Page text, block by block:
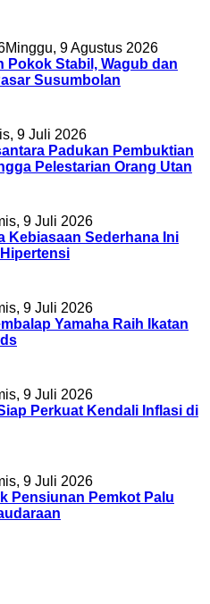
Minggu, 9 Agustus 2026
Pokok Stabil, Wagub dan
Susumbolan
9 Juli 2026
Padukan Pembuktian
Pelestarian Orang Utan
9 Juli 2026
Kebiasaan Sederhana Ini
9 Juli 2026
Yamaha Raih Ikatan
9 Juli 2026
Perkuat Kendali Inflasi di
9 Juli 2026
Pensiunan Pemkot Palu